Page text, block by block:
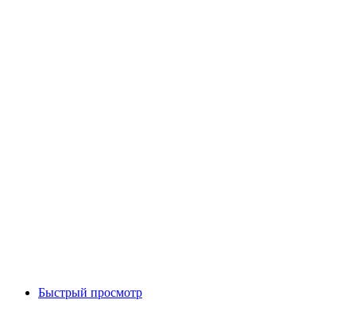
Быстрый просмотр